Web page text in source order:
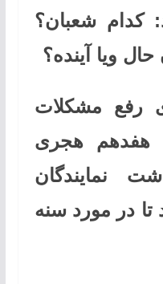
کدام شعبان؟
ویا آینده؟
رفع مشکلات
هفدهم هجری
نمایندگان
تا در مورد سنه